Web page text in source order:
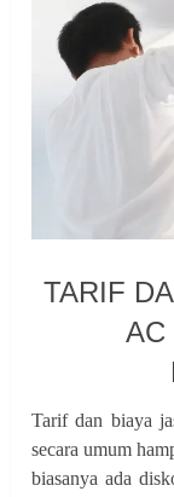
TARIF
AC
Tarif dan biaya
secara umum
biasanya ada